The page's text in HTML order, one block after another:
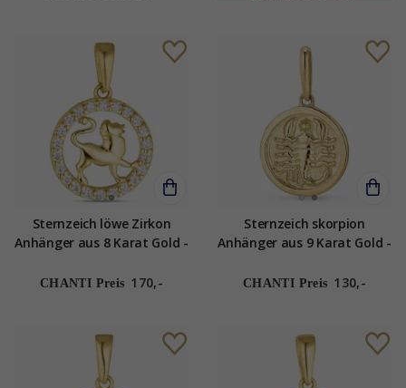
Sternzeich löwe Zirkon
Anhänger aus 8 Karat Gold -
CHANTI Preis 170,-
Sternzeich skorpion
Anhänger aus 9 Karat Gold -
CHANTI Preis 130,-